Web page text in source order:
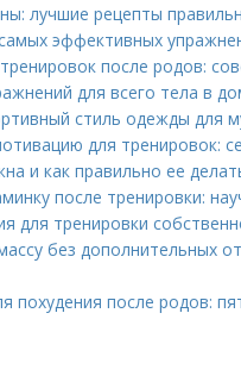
лучшие рецепты
эффективных
после родов:
для всего тела в
стиль одежды для
для тренировок:
и как правильно ее
после тренировки:
для тренировки
без дополнительных
похудения после родов: